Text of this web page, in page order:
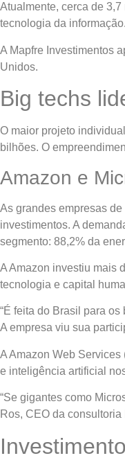
Atualmente, cerca de
tecnologia da
A Mapfre Investimentos
Unidos.
Big techs
O maior projeto
bilhões. O
Amazon e
As grandes empresas
investimentos. A
segmento: 88,2% da
A Amazon investiu mais
tecnologia e capital
“É feita do Brasil para
A empresa viu sua
A Amazon Web
e inteligência artificial
“Se gigantes como
Ros, CEO da